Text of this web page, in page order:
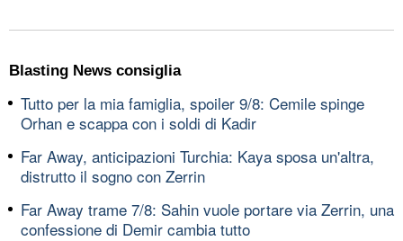
Blasting News consiglia
Tutto per la mia famiglia, spoiler 9/8: Cemile spinge
Orhan e scappa con i soldi di Kadir
Far Away, anticipazioni Turchia: Kaya sposa un'altra,
distrutto il sogno con Zerrin
Far Away trame 7/8: Sahin vuole portare via Zerrin, una
confessione di Demir cambia tutto